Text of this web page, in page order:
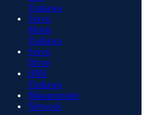
Yaskawa
Servo
Motor
Yaskawa
Servo
Drive
HMI
Yaskawa
Measurement
Network